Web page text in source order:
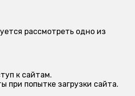
рассмотреть одно из
к сайтам.
попытке загрузки сайта.